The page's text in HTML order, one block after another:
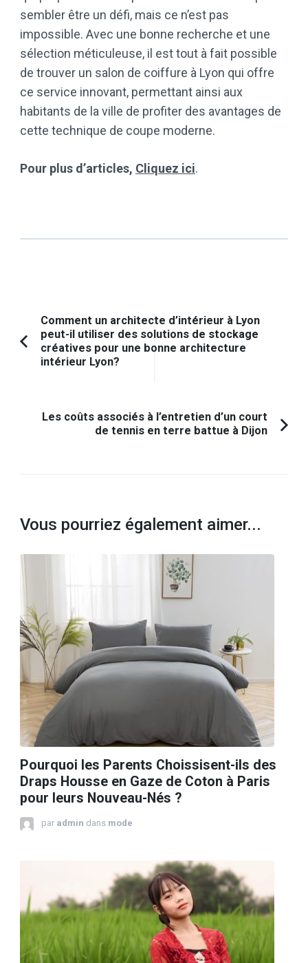
sembler être un défi, mais ce n’est pas
impossible. Avec une bonne recherche et une
sélection méticuleuse, il est tout à fait possible
de trouver un salon de coiffure à Lyon qui offre
ce service innovant, permettant ainsi aux
habitants de la ville de profiter des avantages de
cette technique de coupe moderne.
Pour plus d’articles, Cliquez ici.
Navigation
d'article
Article
précédent :
Comment un architecte d’intérieur à Lyon
peut-il utiliser des solutions de stockage
créatives pour une bonne architecture
intérieur Lyon?
Les coûts associés à l’entretien d’un court
de tennis en terre battue à Dijon
Vous pourriez également aimer...
Pourquoi les Parents Choissisent-ils des
Draps Housse en Gaze de Coton à Paris
pour leurs Nouveau-Nés ?
par admin dans mode